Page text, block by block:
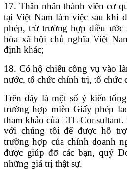
17. Thân nhân thành viên cơ
tại Việt Nam làm việc sau khi
phép, trừ trường hợp điều ước
hòa xã hội chủ nghĩa Việt
định khác;
18. Có hộ chiếu công vụ vào
nước, tổ chức chính trị, tổ chức
Trên đây là một số ý kiến
trường hợp miễn Giấy phép
tham khảo của LTL
với chúng tôi để được hỗ
trường hợp của chính doanh
được giúp đỡ các bạn, quý
những giá trị thật sự.